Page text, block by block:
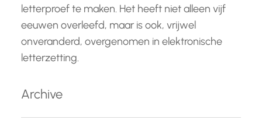
letterproef te maken. Het heeft niet alleen vijf
eeuwen overleefd, maar is ook, vrijwel
onveranderd, overgenomen in elektronische
letterzetting.
Archive